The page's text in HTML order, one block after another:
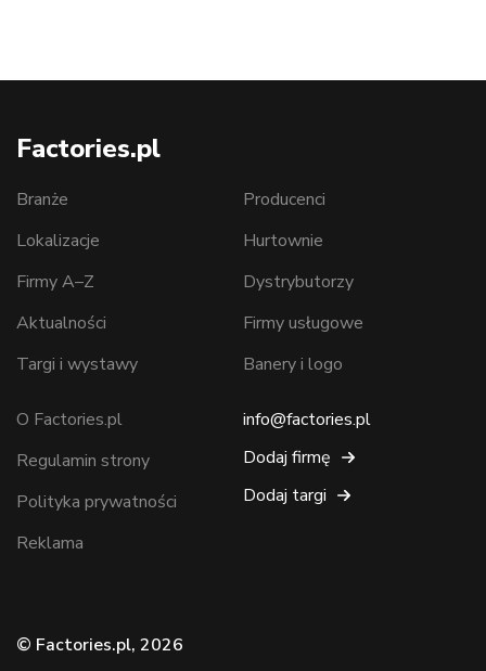
Factories.pl
Branże
Lokalizacje
Firmy A–Z
Aktualności
Targi i wystawy
Producenci
Hurtownie
Dystrybutorzy
Firmy usługowe
Banery i logo
O Factories.pl
Regulamin strony
Polityka prywatności
Reklama
info@factories.pl
Dodaj firmę
Dodaj targi
© Factories.pl, 2026